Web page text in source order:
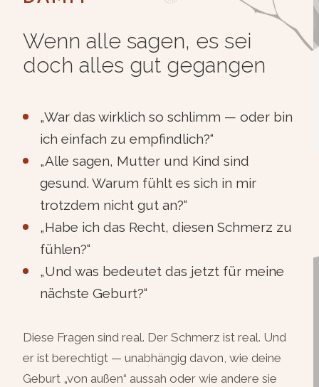
Wenn alle sagen, es sei
doch alles gut gegangen
„War das wirklich so schlimm — oder bin
ich einfach zu empfindlich?“
„Alle sagen, Mutter und Kind sind
gesund. Warum fühlt es sich in mir
trotzdem nicht gut an?“
„Habe ich das Recht, diesen Schmerz zu
fühlen?“
„Und was bedeutet das jetzt für meine
nächste Geburt?“
Diese Fragen sind real. Der Schmerz ist real. Und
er ist berechtigt — unabhängig davon, wie deine
Geburt „von außen“ aussah oder wie andere sie